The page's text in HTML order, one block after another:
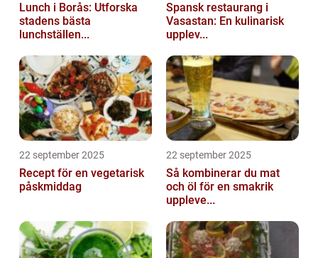
Lunch i Borås: Utforska
stadens bästa
lunchställen...
Spansk restaurang i
Vasastan: En kulinarisk
upplev...
22 september 2025
Recept för en vegetarisk
påskmiddag
22 september 2025
Så kombinerar du mat
och öl för en smakrik
uppleve...